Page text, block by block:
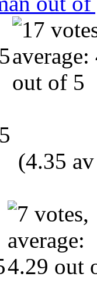
(4.35